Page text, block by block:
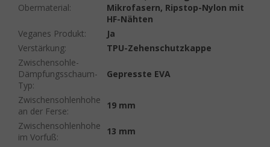
Obermaterial:
Mikrofasern, Ripstop-Nylon mit
HF-Nähten
Veganes Produkt:
Ja
Verstärkung:
TPU-Zehenschutzkappe
Zwischensohle-
Dämpfungsschaum-
Typ:
Gepresste EVA
Zwischensohlenhohe
an der Ferse:
19 mm
Zwischensohlenhohe
im Vorfuß:
13 mm